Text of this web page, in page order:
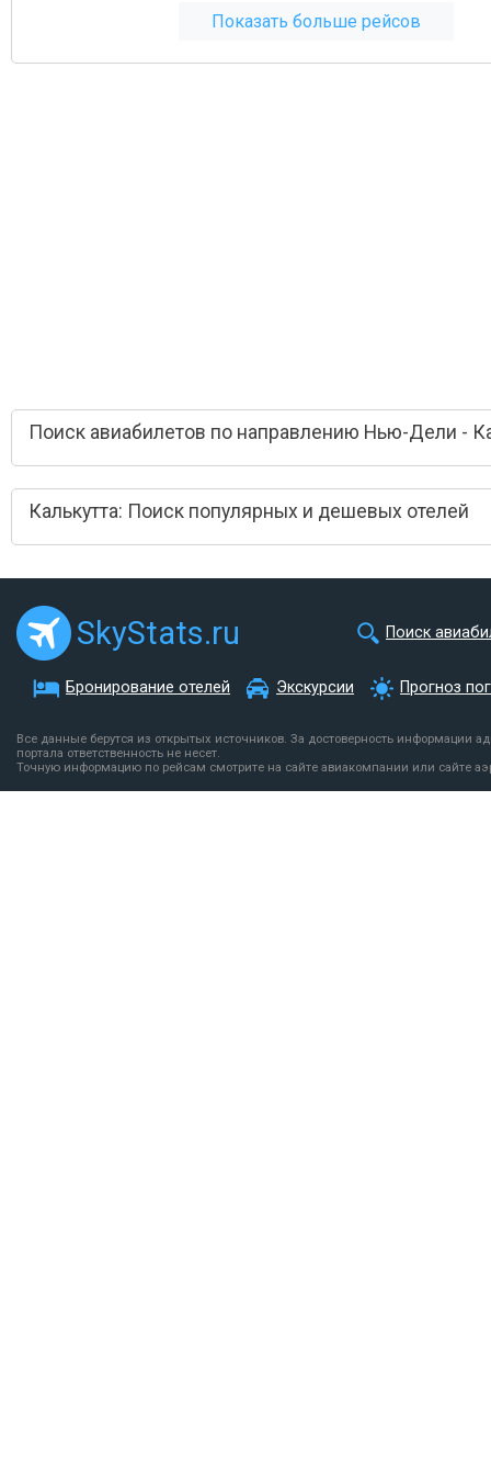
Показать больше рейсов
Поиск авиабилетов по направлению Нью-Дели -
Калькутта: Поиск популярных и дешевых отелей
SkyStats.ru Поиск
Бронирование отелей Экскурсии Прогноз
Все данные берутся из открытых источников. За достоверность информации
портала ответственность не несет.
Точную информацию по рейсам смотрите на сайте авиакомпании или сайте